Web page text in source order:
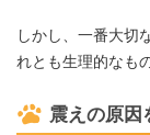
しかし、一番大切
れとも生理的なも
震えの原因